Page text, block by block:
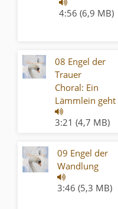
4:56 (6,9 MB)
08 Engel der
Trauer
Choral: Ein
Lämmlein geht
3:21 (4,7 MB)
09 Engel der
Wandlung
3:46 (5,3 MB)